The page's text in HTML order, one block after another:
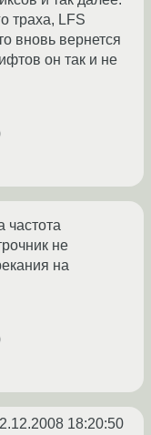
траха, LFS
вновь вернется
он так и не
частота
не
на
18:20:50